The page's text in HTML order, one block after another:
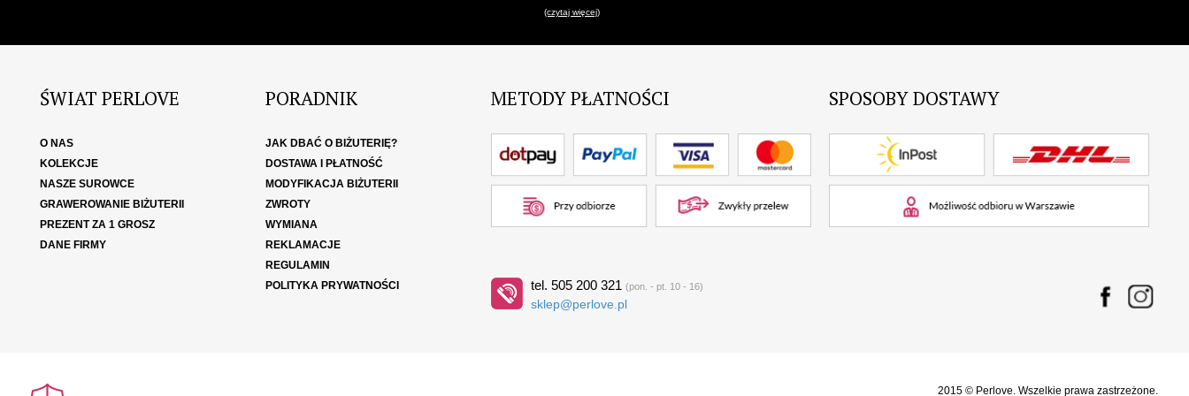
(czytaj więcej)
ŚWIAT PERLOVE
O NAS
KOLEKCJE
NASZE SUROWCE
GRAWEROWANIE BIŻUTERII
PREZENT ZA 1 GROSZ
DANE FIRMY
PORADNIK
JAK DBAĆ O BIŻUTERIĘ?
DOSTAWA I PŁATNOŚĆ
MODYFIKACJA BIŻUTERII
ZWROTY
WYMIANA
REKLAMACJE
REGULAMIN
POLITYKA PRYWATNOŚCI
METODY PŁATNOŚCI SPOSOBY DOSTAWY
tel. 505 200 321 (pon. - pt. 10 - 16)
sklep@perlove.pl
2015 © Perlove. Wszelkie prawa zastrzeżone.